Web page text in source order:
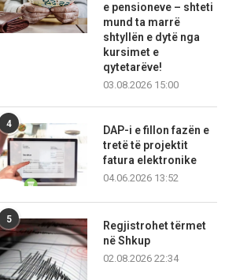
e pensioneve – shteti
mund ta marrë
shtyllën e dytë nga
kursimet e
qytetarëve!
03.08.2026 15:00
4
DAP-i e fillon fazën e
tretë të projektit
fatura elektronike
04.06.2026 13:52
5
Regjistrohet tërmet
në Shkup
02.08.2026 22:34